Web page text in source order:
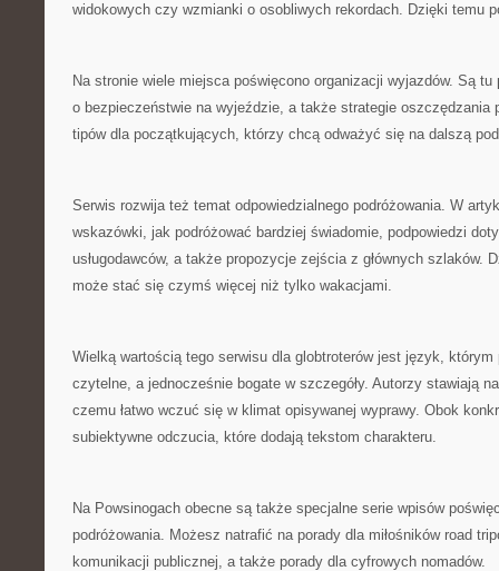
widokowych czy wzmianki o osobliwych rekordach. Dzięki temu
Na stronie wiele miejsca poświęcono organizacji wyjazdów. Są
o bezpieczeństwie na wyjeździe, a także strategie oszczędzania
tipów dla początkujących, którzy chcą odważyć się na dalszą
Serwis rozwija też temat odpowiedzialnego podróżowania. W
wskazówki, jak podróżować bardziej świadomie, podpowiedzi
usługodawców, a także propozycje zejścia z głównych szlaków.
może stać się czymś więcej niż tylko wakacjami.
Wielką wartością tego serwisu dla globtroterów jest język, którym
czytelne, a jednocześnie bogate w szczegóły. Autorzy stawiają
czemu łatwo wczuć się w klimat opisywanej wyprawy. Obok
subiektywne odczucia, które dodają tekstom charakteru.
Na Powsinogach obecne są także specjalne serie wpisów
podróżowania. Możesz natrafić na porady dla miłośników road
komunikacji publicznej, a także porady dla cyfrowych nomadów.